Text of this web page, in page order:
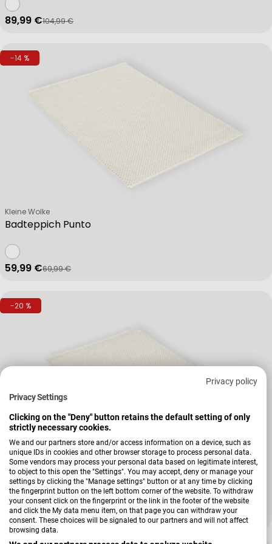
Privacy policy
Privacy Settings
Clicking on the "Deny" button retains the default setting of only
strictly necessary cookies.
We and our partners store and/or access information on a device, such as
unique IDs in cookies and other browser storage to process personal data.
Some vendors may process your personal data based on legitimate interest,
to object to this open the "Settings". You may accept, deny or manage your
settings by clicking the "Manage settings" button or at any time by clicking
the fingerprint button on the left bottom corner of the website. To withdraw
your consent click on the fingerprint or the link in the footer of the website
and click the My data menu item, on that page you can withdraw your
consent. These choices will be signaled to our partners and will not affect
browsing data.
Verkaufspreis
89,99 €
Regulärer Preis
104,99 €
-14 %
Badteppich Punto
Verkäufer:
Kleine Wolke
Verkaufspreis
59,99 €
Regulärer Preis
69,99 €
-20 %
Badteppich Punto
Verkäufer:
Kleine Wolke
Verkaufspreis
39,99 €
Regulärer Preis
49,99 €